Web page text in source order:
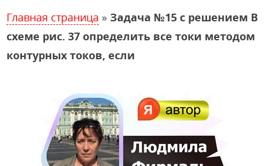
Главная страница » Задача №15 с решением В
схеме рис. 37 определить все токи методом
контурных токов, если